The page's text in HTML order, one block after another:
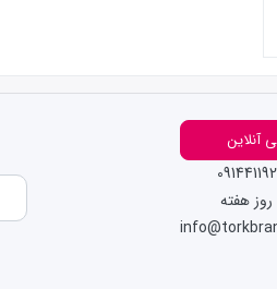
آنلاین